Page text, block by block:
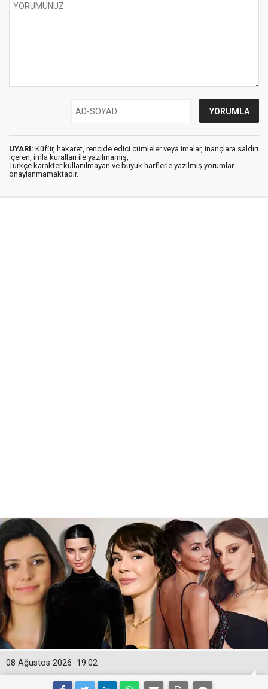
UYARI: Küfür, hakaret, rencide edici cümleler veya imalar, inançlara saldırı
içeren, imla kuralları ile yazılmamış,
Türkçe karakter kullanılmayan ve büyük harflerle yazılmış yorumlar
onaylanmamaktadır.
19:02
08 Ağustos 2026